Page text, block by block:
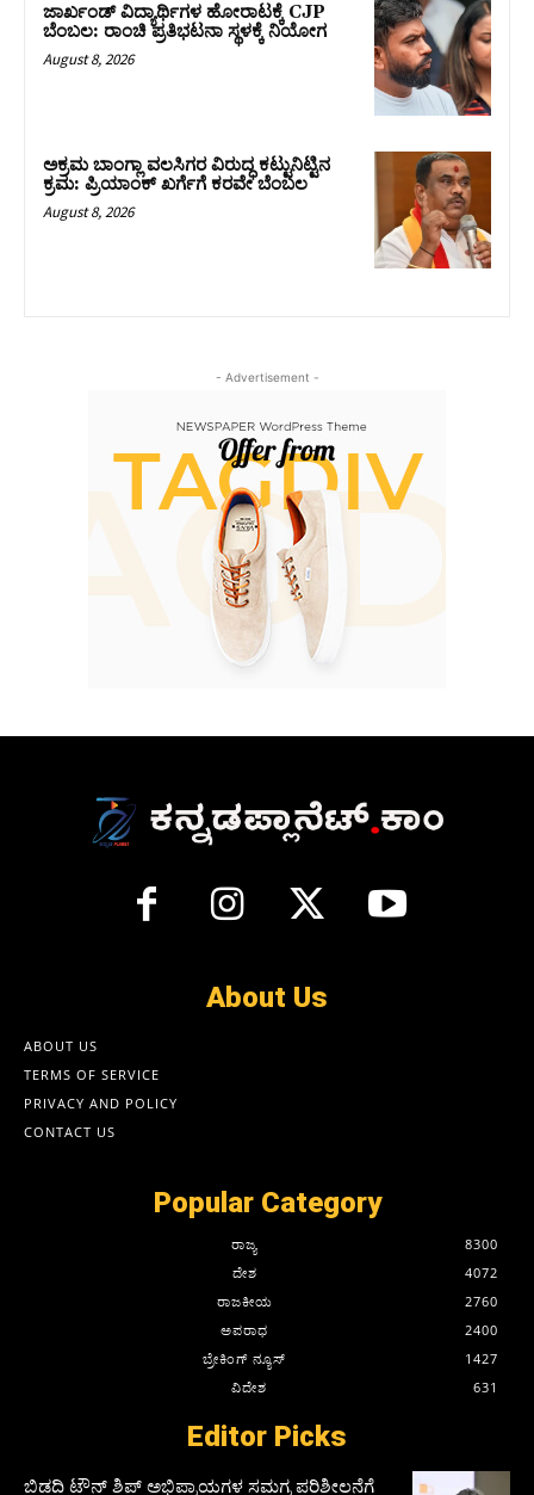
ಜಾರ್ಖಂಡ್‌ ವಿದ್ಯಾರ್ಥಿಗಳ ಹೋರಾಟಕ್ಕೆ CJP
ಬೆಂಬಲ: ರಾಂಚಿ ಪ್ರತಿಭಟನಾ ಸ್ಥಳಕ್ಕೆ ನಿಯೋಗ
August 8, 2026
ಅಕ್ರಮ ಬಾಂಗ್ಲಾ ವಲಸಿಗರ ವಿರುದ್ಧ ಕಟ್ಟುನಿಟ್ಟಿನ
ಕ್ರಮ: ಪ್ರಿಯಾಂಕ್ ಖರ್ಗೆಗೆ ಕರವೇ ಬೆಂಬಲ
August 8, 2026
- Advertisement -
About Us
ABOUT US
TERMS OF SERVICE
PRIVACY AND POLICY
CONTACT US
Popular Category
ರಾಜ್ಯ
8300
ದೇಶ
4072
ರಾಜಕೀಯ
2760
ಅಪರಾಧ
2400
ಬ್ರೇಕಿಂಗ್ ನ್ಯೂಸ್
1427
ವಿದೇಶ
631
Editor Picks
ಬಿಡದಿ ಟೌನ್ ಶಿಪ್ ಅಭಿಪ್ರಾಯಗಳ ಸಮಗ್ರ ಪರಿಶೀಲನೆಗೆ